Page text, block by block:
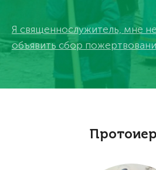
Я священнослужитель, мне
объявить сбор